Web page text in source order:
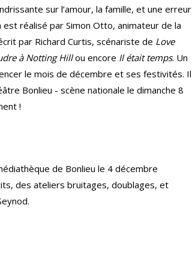
sur l’amour, la famille, et une erreur
est réalisé par Simon Otto, animateur de la
par Richard Curtis, scénariste de Love
à Notting Hillou encore Il était temps. Un
le mois de décembre et ses festivités. Il
Bonlieu - scène nationale le dimanche 8
!
de Bonlieu le 4 décembre
des ateliers bruitages, doublages, et